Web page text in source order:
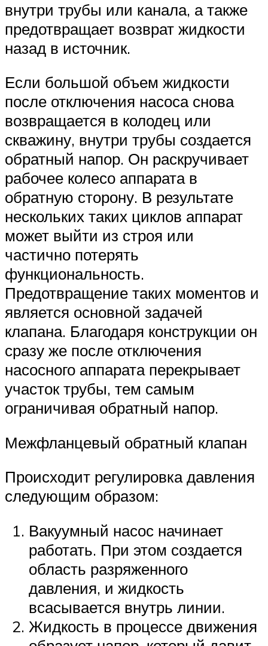
внутри трубы или канала, а также
предотвращает возврат жидкости
назад в источник.
Если большой объем жидкости
после отключения насоса снова
возвращается в колодец или
скважину, внутри трубы создается
обратный напор. Он раскручивает
рабочее колесо аппарата в
обратную сторону. В результате
нескольких таких циклов аппарат
может выйти из строя или
частично потерять
функциональность.
Предотвращение таких моментов и
является основной задачей
клапана. Благодаря конструкции он
сразу же после отключения
насосного аппарата перекрывает
участок трубы, тем самым
ограничивая обратный напор.
Межфланцевый обратный клапан
Происходит регулировка давления
следующим образом:
Вакуумный насос начинает
работать. При этом создается
область разряженного
давления, и жидкость
всасывается внутрь линии.
Жидкость в процессе движения